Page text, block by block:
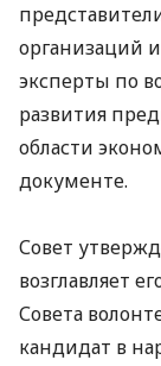
организаций
эксперты по
развития
области
документе.
Совет
возглавляет
Совета
кандидат в